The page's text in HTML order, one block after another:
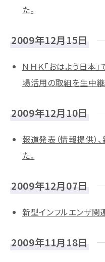
た。
2009年12月15日
ＮＨＫ「おはよう日本
場活用の取組を生中継
2009年12月10日
報道発表（情報提供）
た。
2009年12月07日
新型インフルエンザ関
2009年11月18日